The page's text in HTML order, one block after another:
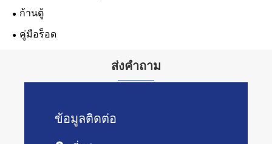
ก้านตู้
คู่มือร็อด
ส่งคำถาม
ข้อมูลติดต่อ